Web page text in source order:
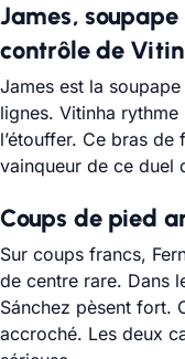
James,
contrôle de
James est la
lignes. Vitinha
l’étouffer. Ce bras
vainqueur de ce duel
Coups de pied
Sur coups francs,
de centre rare. Dans
Sánchez pèsent fort.
accroché. Les deux